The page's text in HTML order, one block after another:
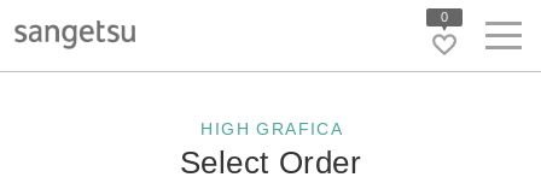
0
HIGH GRAFICA
Select Order